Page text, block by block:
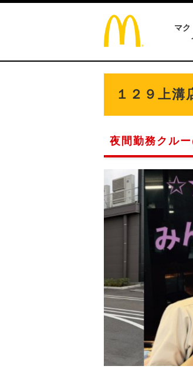
マク
１２９上溝
夜間勤務クルー